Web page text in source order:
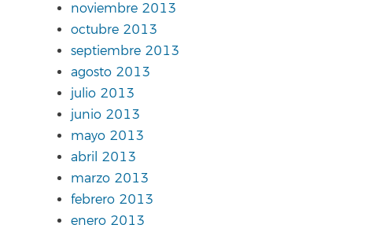
noviembre 2013
octubre 2013
septiembre 2013
agosto 2013
julio 2013
junio 2013
mayo 2013
abril 2013
marzo 2013
febrero 2013
enero 2013